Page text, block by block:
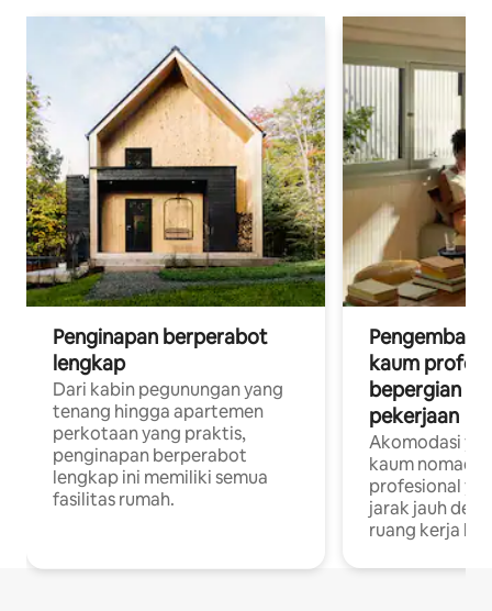
Penginapan berperabot
lengkap
Dari kabin pegunungan yang
tenang hingga apartemen
perkotaan yang praktis,
penginapan berperabot
lengkap ini memiliki semua
fasilitas rumah.
Pengembara
kaum
bepergian
pekerjaan
Akomodasi
kaum
profesional
jarak jauh
ruang kerja